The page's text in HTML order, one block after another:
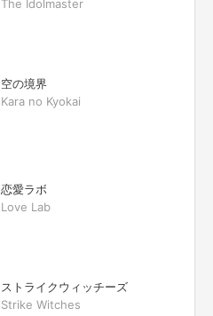
The Idolmaster
空の境界
Kara no Kyokai
恋愛ラボ
Love Lab
ストライクウィッチーズ
Strike Witches